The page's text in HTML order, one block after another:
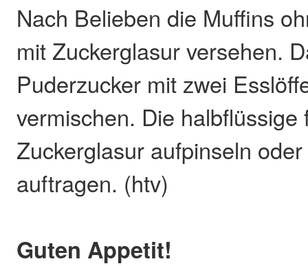
Nach Belieben die Muffins
mit Zuckerglasur versehen.
Puderzucker mit zwei
vermischen. Die halbflüssige
Zuckerglasur aufpinseln
auftragen. (htv)
Guten Appetit!